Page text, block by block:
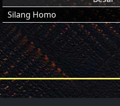
Silang Homo